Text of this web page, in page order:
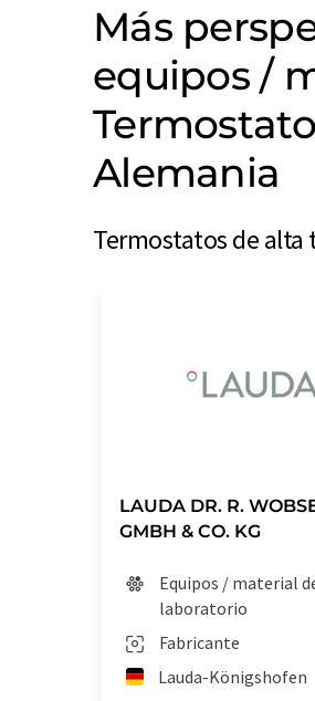
Más
equipos /
Alemania
Termostatos de
LAUDA DR. R.
GMBH & CO. KG
Equipos / material
laboratorio
Fabricante
Lauda-Königshofen